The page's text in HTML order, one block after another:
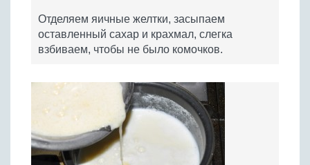
Отделяем яичные желтки, засыпаем
оставленный сахар и крахмал, слегка
взбиваем, чтобы не было комочков.